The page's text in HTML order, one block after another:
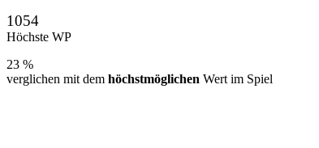
1054
Höchste WP
23 %
verglichen mit dem höchstmöglichen Wert im Spiel